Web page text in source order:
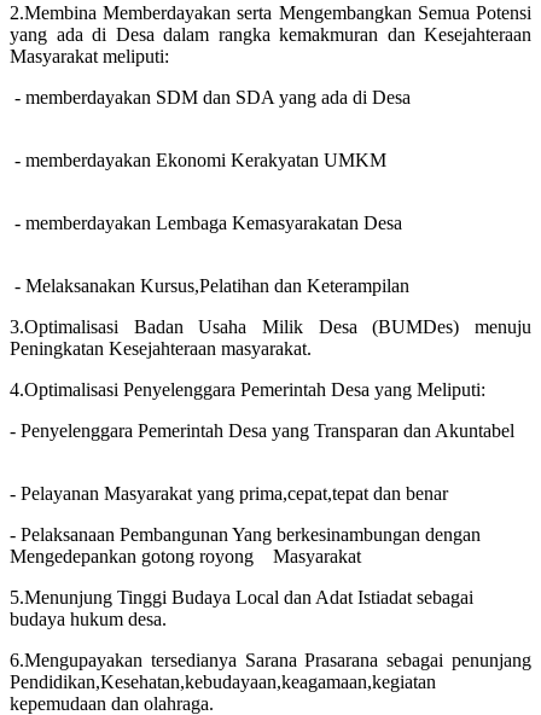
2.Membina Memberdayakan serta Mengembangkan Semua Potensi
yang ada di Desa dalam rangka kemakmuran dan Kesejahteraan
Masyarakat meliputi:
- memberdayakan SDM dan SDA yang ada di Desa
- memberdayakan Ekonomi Kerakyatan UMKM
- memberdayakan Lembaga Kemasyarakatan Desa
- Melaksanakan Kursus,Pelatihan dan Keterampilan
3.Optimalisasi Badan Usaha Milik Desa (BUMDes) menuju
Peningkatan Kesejahteraan masyarakat.
4.Optimalisasi Penyelenggara Pemerintah Desa yang Meliputi:
- Penyelenggara Pemerintah Desa yang Transparan dan Akuntabel
- Pelayanan Masyarakat yang prima,cepat,tepat dan benar
- Pelaksanaan Pembangunan Yang berkesinambungan dengan
Mengedepankan gotong royong Masyarakat
5.Menunjung Tinggi Budaya Local dan Adat Istiadat sebagai
budaya hukum desa.
6.Mengupayakan tersedianya Sarana Prasarana sebagai penunjang
Pendidikan,Kesehatan,kebudayaan,keagamaan,kegiatan
kepemudaan dan olahraga.